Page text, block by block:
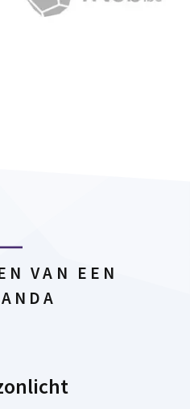
VAN EEN